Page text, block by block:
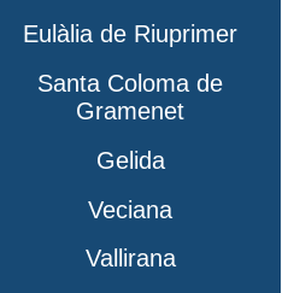
Eulàlia de Riuprimer
Santa Coloma de
Gramenet
Gelida
Veciana
Vallirana